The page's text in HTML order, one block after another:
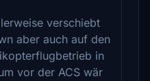
verschiebt
aber auch auf den
in
vor der ACS wär